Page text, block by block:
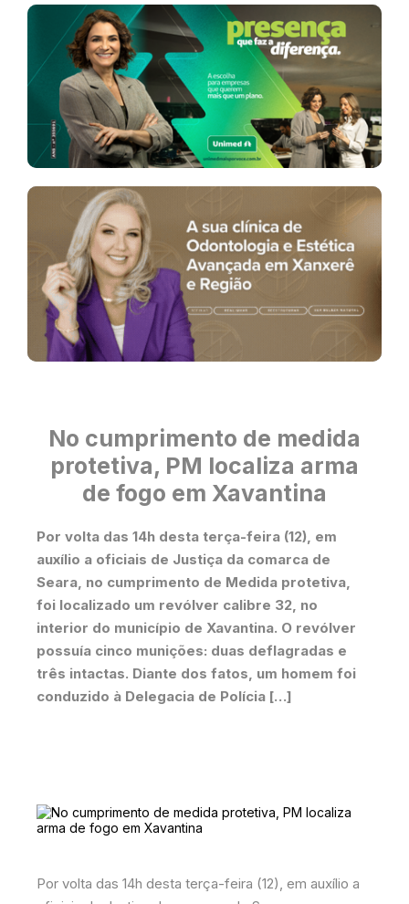
No cumprimento de medida
protetiva, PM localiza arma
de fogo em Xavantina
Por volta das 14h desta terça-feira (12), em
auxílio a oficiais de Justiça da comarca de
Seara, no cumprimento de Medida protetiva,
foi localizado um revólver calibre 32, no
interior do município de Xavantina. O revólver
possuía cinco munições: duas deflagradas e
três intactas. Diante dos fatos, um homem foi
conduzido à Delegacia de Polícia […]
Por volta das 14h desta terça-feira (12), em auxílio a